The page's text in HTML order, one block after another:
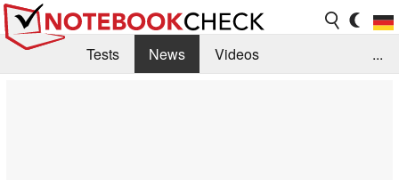
Tests News
Videos
...